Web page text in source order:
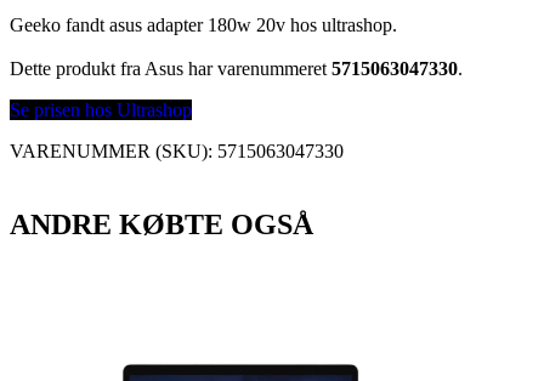
Geeko fandt asus adapter 180w 20v hos ultrashop.
Dette produkt fra Asus har varenummeret 5715063047330.
Se prisen hos Ultrashop
VARENUMMER (SKU): 5715063047330
ANDRE KØBTE OGSÅ